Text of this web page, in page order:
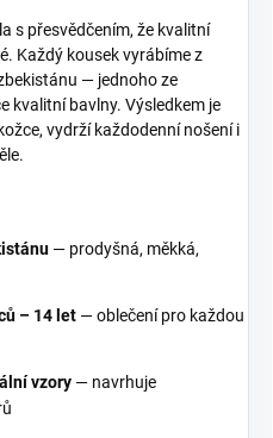
s přesvědčením, že kvalitní
Každý kousek vyrábíme z
— jednoho ze
kvalitní bavlny. Výsledkem je
vydrží každodenní nošení i
— prodyšná, měkká,
– 14 let — oblečení pro každou
vzory — navrhuje